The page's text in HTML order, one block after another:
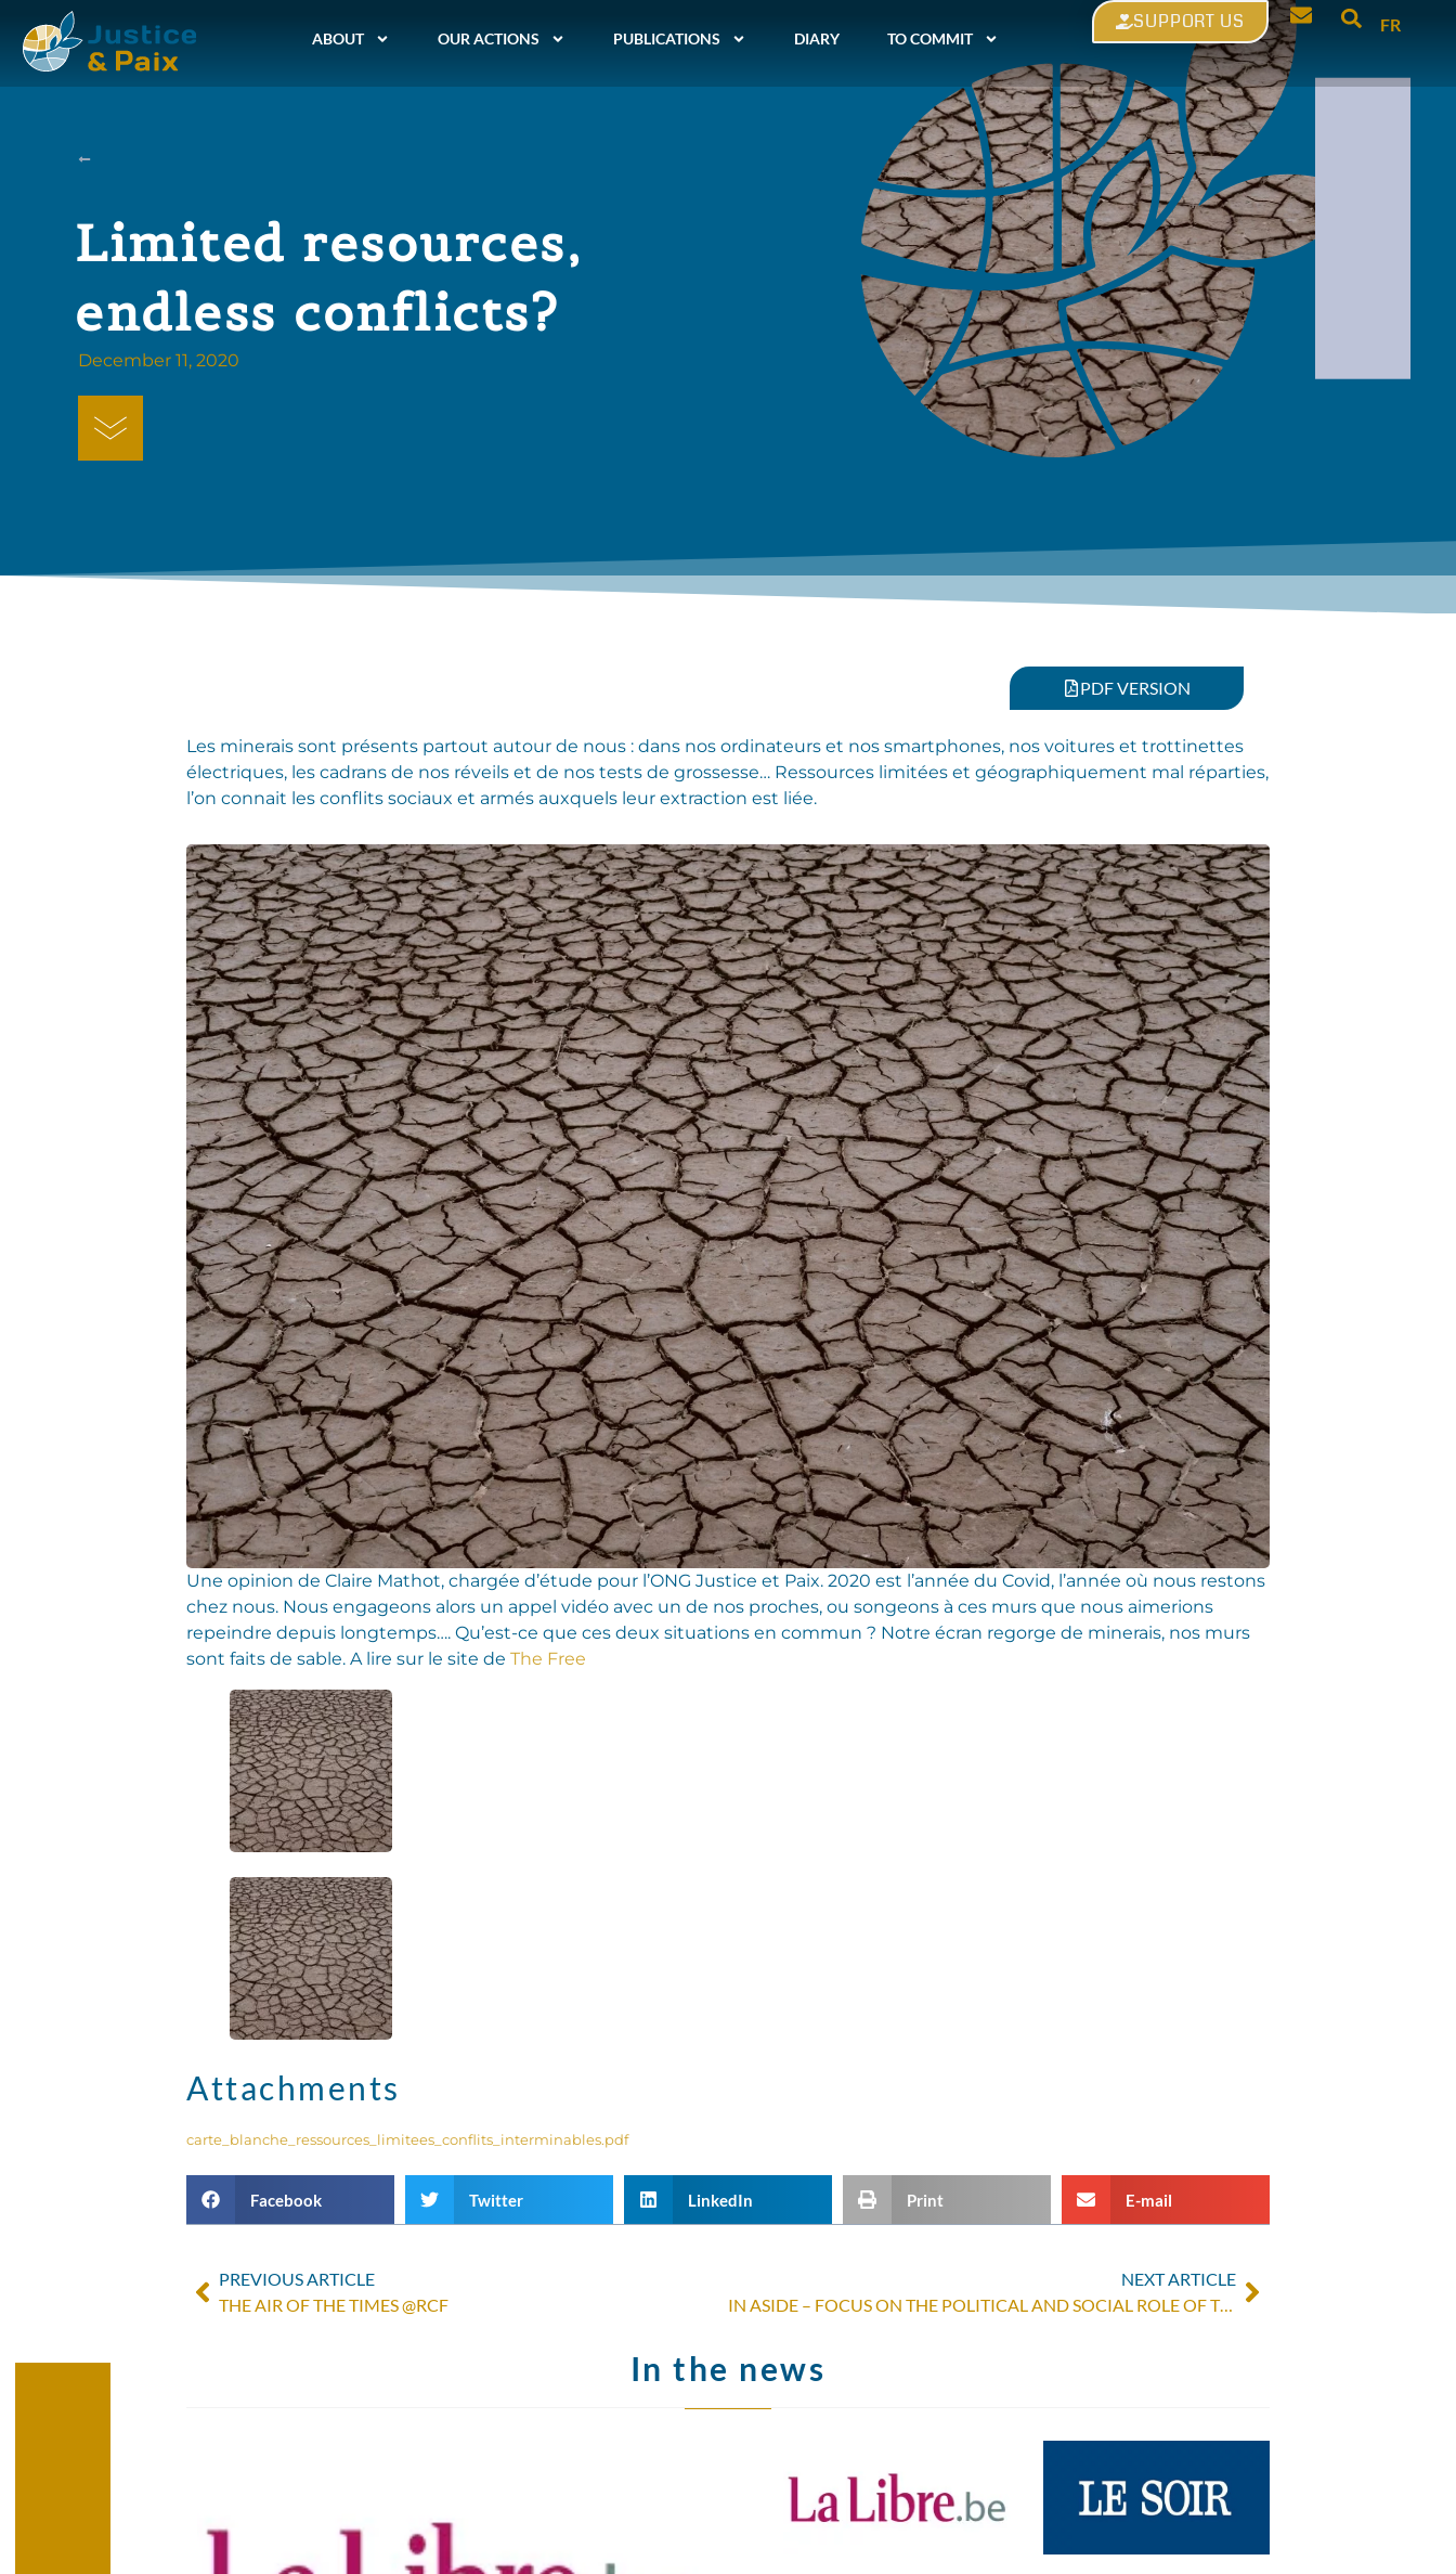
ABOUT OUR ACTIONS PUBLICATIONS DIARY TO COMMIT
SUPPORT US FR
Limited resources,
endless conflicts?
December 11, 2020
PDF VERSION
Les minerais sont présents partout autour de nous : dans nos ordinateurs et nos smartphones, nos voitures et trottinettes
électriques, les cadrans de nos réveils et de nos tests de grossesse… Ressources limitées et géographiquement mal réparties,
l’on connait les conflits sociaux et armés auxquels leur extraction est liée.
Une opinion de Claire Mathot, chargée d’étude pour l’ONG Justice et Paix. 2020 est l’année du Covid, l’année où nous restons
chez nous. Nous engageons alors un appel vidéo avec un de nos proches, ou songeons à ces murs que nous aimerions
repeindre depuis longtemps…. Qu’est-ce que ces deux situations en commun ? Notre écran regorge de minerais, nos murs
sont faits de sable. A lire sur le site de The Free
Attachments
carte_blanche_ressources_limitees_conflits_interminables.pdf
Facebook Twitter LinkedIn Print E-mail
PREVIOUS ARTICLE
THE AIR OF THE TIMES @RCF
NEXT ARTICLE
IN ASIDE – FOCUS ON THE POLITICAL AND SOCIAL ROLE OF THE CHURCH IN DR CONGO
In the news